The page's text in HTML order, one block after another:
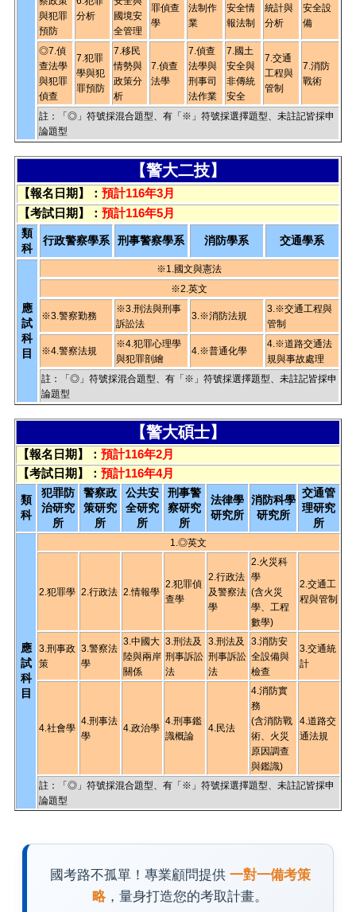
與犯罪
預防
分析
國境安
全管理
罪偵查
學
法制作
業
安全情
報法制
統計與
分析
安全設
備
◎7.偵
查法學
與犯罪
偵查
7.犯罪
學與犯
罪預防
7.移民
情勢與
政策分
析
7.偵查
法學
7.偵查
法學與
刑事司
法作業
7.國土
安全與
非傳統
安全
7.交通
工程與
管制
7.消防
戰術
註：「◎」符號採混合題型、有「※」符號採選擇題型、未註記皆採申
論題型
【警大二技】
【報名日期】： 預計116年3月
【考試日期】： 預計116年5月
類
科
行政警察學系 刑事警察學系 消防學系 交通學系
應
試
科
目
※1.國文與憲法
※2.英文
※3.警察勤務
※3.刑法與刑事
訴訟法
3.※消防法規
3.※交通工程與
管制
※4.警察法規
※4.犯罪心理學
與犯罪剖繪
4.※普通化學
4.※道路交通法
規與事故處理
註：「◎」符號採混合題型、有「※」符號採選擇題型、未註記皆採申
論題型
【警大碩士】
【報名日期】： 預計116年2月
【考試日期】： 預計116年4月
類
科
犯罪防
治研究
所
警察政
策研究
所
公共安
全研究
所
刑事警
察研究
所
法律學
研究所
消防科學
研究所
交通管
理研究
所
應
試
科
目
1.◎英文
2.犯罪學 2.行政法 2.情報學
2.犯罪偵
查學
2.行政法
及警察法
學
2.火災科
學
(含火災
學、工程
數學)
2.交通工
程與管制
3.刑事政
策
3.警察法
學
3.中國大
陸與兩岸
關係
3.刑法及
刑事訴訟
法
3.刑法及
刑事訴訟
法
3.消防安
全設備與
檢查
3.交通統
計
4.社會學
4.刑事法
學
4.政治學
4.刑事鑑
識概論
4.民法
4.消防實
務
(含消防戰
術、火災
原因調查
與鑑識)
4.道路交
通法規
註：「◎」符號採混合題型、有「※」符號採選擇題型、未註記皆採申
論題型
國考路不孤單！專業顧問提供 一對一備考策
略，量身打造您的考取計畫。